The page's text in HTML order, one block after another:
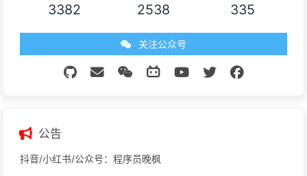
3382 2538 335
关注公众号
公告
抖音/小红书/公众号：程序员晚枫